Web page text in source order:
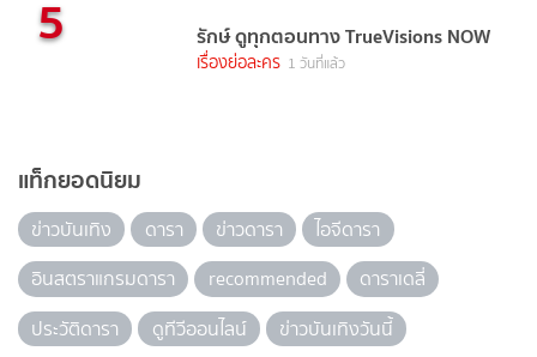
5 รักษ์ ดูทุกตอนทาง TrueVisions NOW
เรื่องย่อละคร 1 วันที่แล้ว
แท็กยอดนิยม
ข่าวบันเทิง ดารา ข่าวดารา
ไอจีดารา
อินสตราแกรมดารา
recommended
ดาราเดลี่
ประวัติดารา
ดูทีวีออนไลน์ ข่าวบันเทิงวันนี้